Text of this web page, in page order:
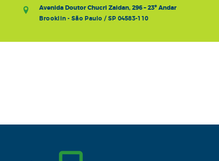
Avenida Doutor Chucri Zaidan, 296 – 23º Andar
Brooklin - São Paulo / SP 04583-110